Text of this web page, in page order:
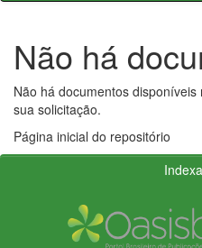
Não há
Não há documentos
sua solicitação.
Página inicial do repositório